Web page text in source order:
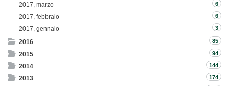
2017, marzo 6
2017, febbraio 6
2017, gennaio 3
2016 85
2015 94
2014 144
2013 174